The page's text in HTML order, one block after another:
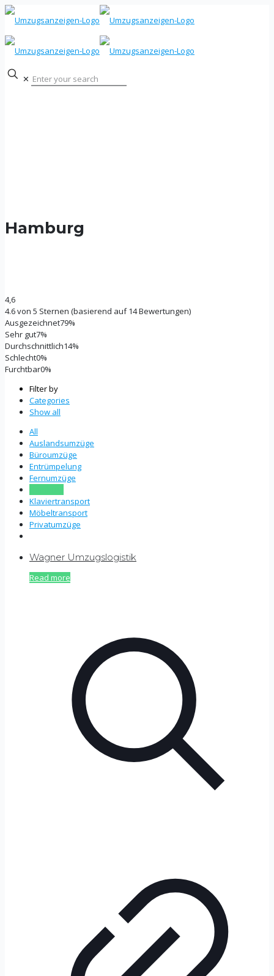
✕
Hamburg
4,6
Rated
4.6
out
of
5
4.6 von 5 Sternen (basierend auf 14 Bewertungen)
Ausgezeichnet79%
Sehr gut7%
Durchschnittlich14%
Schlecht0%
Furchtbar0%
Filter by
Categories
Show all
All
Auslandsumzüge
Büroumzüge
Entrümpelung
Fernumzüge
Klaviertransport
Möbeltransport
Privatumzüge
Wagner Umzugslogistik
Read more